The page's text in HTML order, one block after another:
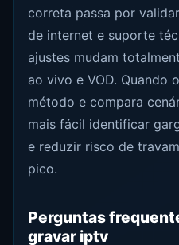
correta passa por
de internet e suporte
ajustes mudam
ao vivo e VOD. Quando
método e compara
mais fácil identificar
e reduzir risco de
pico.
Perguntas
gravar iptv